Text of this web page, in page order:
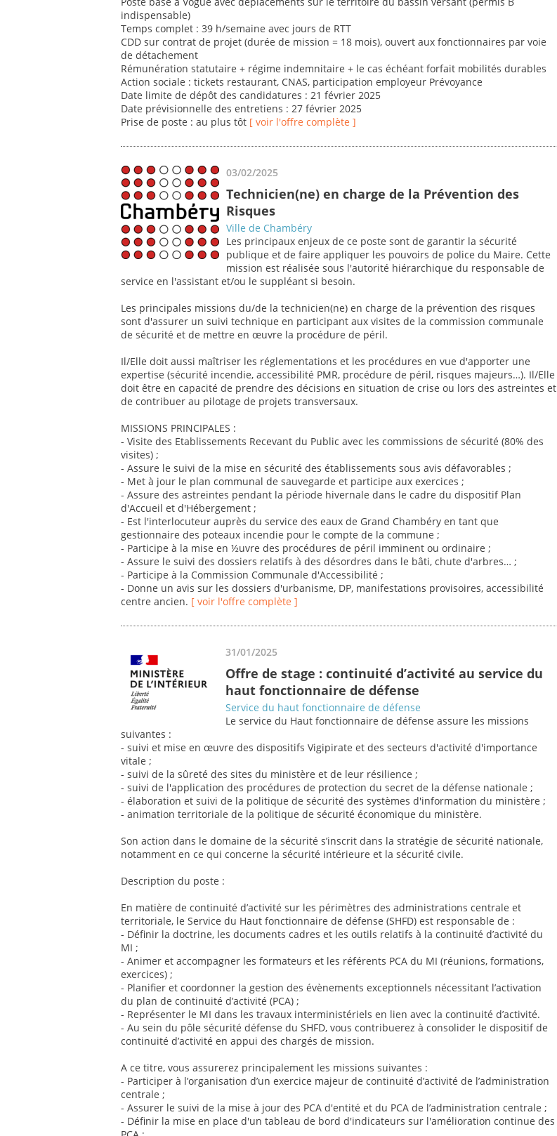
indispensable)
Temps complet : 39 h/semaine avec jours de RTT
CDD sur contrat de projet (durée de mission = 18 mois), ouvert aux fonctionnaires par voie
de détachement
Rémunération statutaire + régime indemnitaire + le cas échéant forfait mobilités durables
Action sociale : tickets restaurant, CNAS, participation employeur Prévoyance
Date limite de dépôt des candidatures : 21 février 2025
Date prévisionnelle des entretiens : 27 février 2025
Prise de poste : au plus tôt [ voir l'offre complète ]
03/02/2025
Technicien(ne) en charge de la Prévention des
Risques
Ville de Chambéry
Les principaux enjeux de ce poste sont de garantir la sécurité
publique et de faire appliquer les pouvoirs de police du Maire. Cette
mission est réalisée sous l'autorité hiérarchique du responsable de
service en l'assistant et/ou le suppléant si besoin.
Les principales missions du/de la technicien(ne) en charge de la prévention des risques
sont d'assurer un suivi technique en participant aux visites de la commission communale
de sécurité et de mettre en œuvre la procédure de péril.
Il/Elle doit aussi maîtriser les réglementations et les procédures en vue d'apporter une
expertise (sécurité incendie, accessibilité PMR, procédure de péril, risques majeurs…). Il/Elle
doit être en capacité de prendre des décisions en situation de crise ou lors des astreintes et
de contribuer au pilotage de projets transversaux.
MISSIONS PRINCIPALES :
- Visite des Etablissements Recevant du Public avec les commissions de sécurité (80% des
visites) ;
- Assure le suivi de la mise en sécurité des établissements sous avis défavorables ;
- Met à jour le plan communal de sauvegarde et participe aux exercices ;
- Assure des astreintes pendant la période hivernale dans le cadre du dispositif Plan
d'Accueil et d'Hébergement ;
- Est l'interlocuteur auprès du service des eaux de Grand Chambéry en tant que
gestionnaire des poteaux incendie pour le compte de la commune ;
- Participe à la mise en ½uvre des procédures de péril imminent ou ordinaire ;
- Assure le suivi des dossiers relatifs à des désordres dans le bâti, chute d'arbres… ;
- Participe à la Commission Communale d'Accessibilité ;
- Donne un avis sur les dossiers d'urbanisme, DP, manifestations provisoires, accessibilité
centre ancien. [ voir l'offre complète ]
31/01/2025
Offre de stage : continuité d’activité au service du
haut fonctionnaire de défense
Service du haut fonctionnaire de défense
Le service du Haut fonctionnaire de défense assure les missions
suivantes :
- suivi et mise en œuvre des dispositifs Vigipirate et des secteurs d'activité d'importance
vitale ;
- suivi de la sûreté des sites du ministère et de leur résilience ;
- suivi de l'application des procédures de protection du secret de la défense nationale ;
- élaboration et suivi de la politique de sécurité des systèmes d'information du ministère ;
- animation territoriale de la politique de sécurité économique du ministère.
Son action dans le domaine de la sécurité s’inscrit dans la stratégie de sécurité nationale,
notamment en ce qui concerne la sécurité intérieure et la sécurité civile.
Description du poste :
En matière de continuité d’activité sur les périmètres des administrations centrale et
territoriale, le Service du Haut fonctionnaire de défense (SHFD) est responsable de :
- Définir la doctrine, les documents cadres et les outils relatifs à la continuité d’activité du
MI ;
- Animer et accompagner les formateurs et les référents PCA du MI (réunions, formations,
exercices) ;
- Planifier et coordonner la gestion des évènements exceptionnels nécessitant l’activation
du plan de continuité d’activité (PCA) ;
- Représenter le MI dans les travaux interministériels en lien avec la continuité d’activité.
- Au sein du pôle sécurité défense du SHFD, vous contribuerez à consolider le dispositif de
continuité d’activité en appui des chargés de mission.
A ce titre, vous assurerez principalement les missions suivantes :
- Participer à l’organisation d’un exercice majeur de continuité d’activité de l’administration
centrale ;
- Assurer le suivi de la mise à jour des PCA d'entité et du PCA de l’administration centrale ;
- Définir la mise en place d'un tableau de bord d'indicateurs sur l'amélioration continue des